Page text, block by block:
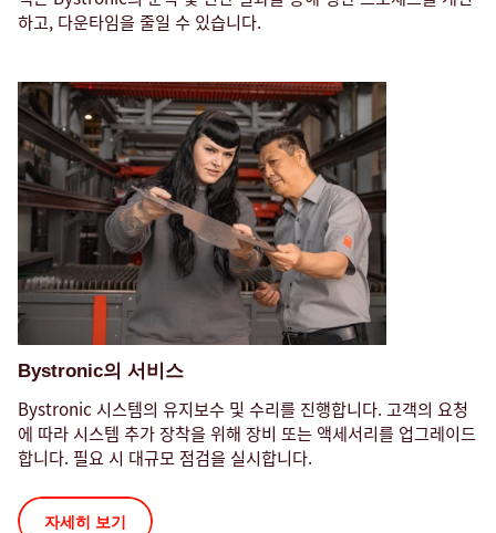
하고, 다운타임을 줄일 수 있습니다.
Bystronic의 서비스
Bystronic 시스템의 유지보수 및 수리를 진행합니다. 고객의 요청
에 따라 시스템 추가 장착을 위해 장비 또는 액세서리를 업그레이드
합니다. 필요 시 대규모 점검을 실시합니다.
자세히 보기